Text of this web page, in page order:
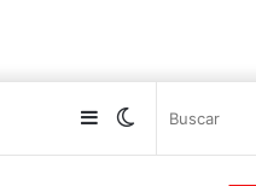
Switch
Sidebar